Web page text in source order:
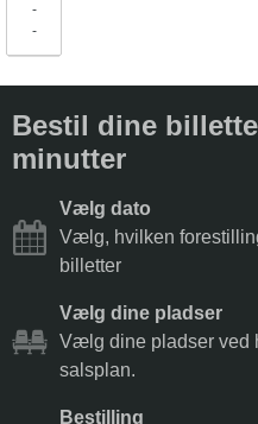
-
-
Bestil dine
minutter
Vælg dato
Vælg, hvilken
billetter
Vælg dine pladser
Vælg dine pladser ved
salsplan.
Bestilling